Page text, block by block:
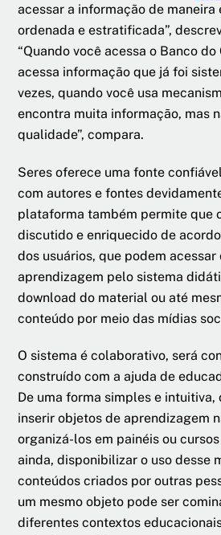
acessar a informação de maneira
ordenada e estratificada”,
“Quando você acessa o Banco
acessa informação que já foi
vezes, quando você usa
encontra muita informação, mas
qualidade”, compara.
Seres oferece uma fonte
com autores e fontes
plataforma também permite que
discutido e enriquecido de
dos usuários, que podem acessar
aprendizagem pelo sistema
download do material ou até
conteúdo por meio das mídias
O sistema é colaborativo, será
construído com a ajuda de
De uma forma simples e intuitiva,
inserir objetos de aprendizagem
organizá-los em painéis ou
ainda, disponibilizar o uso desse
conteúdos criados por outras
um mesmo objeto pode ser
diferentes contextos